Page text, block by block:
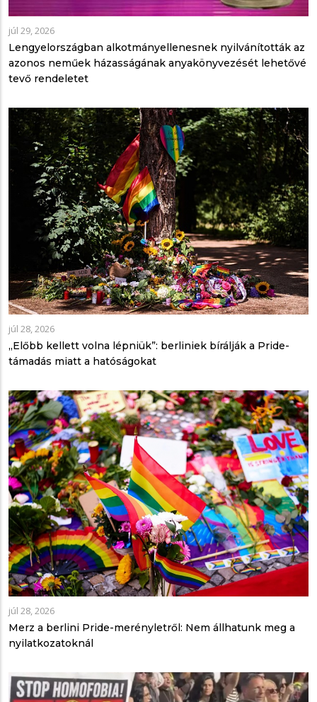
júl 29, 2026
Lengyelországban alkotmányellenesnek nyilvánították az
azonos neműek házasságának anyakönyvezését lehetővé
tevő rendeletet
júl 28, 2026
„Előbb kellett volna lépniük”: berliniek bírálják a Pride-
támadás miatt a hatóságokat
júl 28, 2026
Merz a berlini Pride-merényletről: Nem állhatunk meg a
nyilatkozatoknál